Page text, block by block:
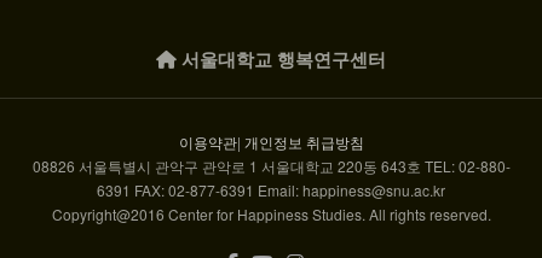
서울대학교 행복연구센터
이용약관| 개인정보 취급방침
08826 서울특별시 관악구 관악로 1 서울대학교 220동 643호 TEL: 02-880-
6391 FAX: 02-877-6391 Email: happiness@snu.ac.kr
Copyright@2016 Center for Happiness Studies. All rights reserved.